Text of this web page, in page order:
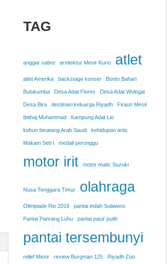
TAG
anggar sabre arsitektur Mesir Kuno atlet
atlet Amerika backstage konser Bonto Bahari
Bulukumba Desa Adat Flores Desa Adat Wologai
Desa Bira destinasi keluarga Riyadh Firaun Mesir
Ibtihaj Muhammad Kampung Adat Lio
kebun binatang Arab Saudi kehidupan artis
Makam Seti I medali perunggu
motor irit motor matic Suzuki
Nusa Tenggara Timur olahraga
Olimpiade Rio 2016 pantai indah Sulawesi
Pantai Panrang Luhu pantai pasir putih
pantai tersembunyi
relief Mesir review Burgman 125 Riyadh Zoo